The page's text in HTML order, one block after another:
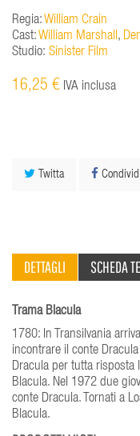
Regia:William Crain
Cast:William Marshall,
Studio: Sinister Film
16,25 € IVA inclusa
Twitta Condividi
DETTAGLI SCHEDA
Trama Blacula
1780: In Transilvania
incontrare il conte
Dracula per tutta risposta
Blacula. Nel 1972 due
conte Dracula. Tornati a
Blacula.